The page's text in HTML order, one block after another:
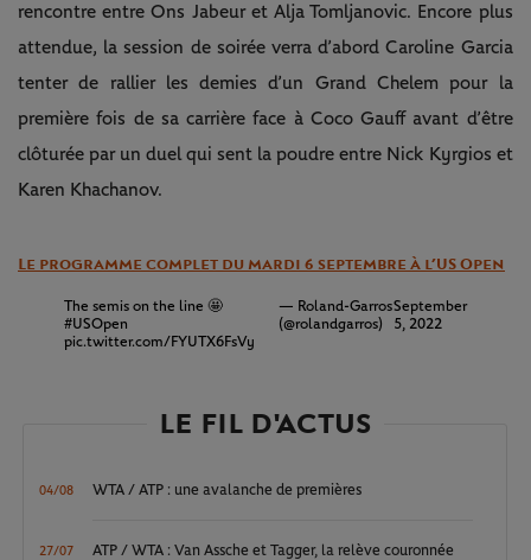
rencontre entre Ons Jabeur et Alja Tomljanovic. Encore plus
attendue, la session de soirée verra d’abord Caroline Garcia
tenter de rallier les demies d’un Grand Chelem pour la
première fois de sa carrière face à Coco Gauff avant d’être
clôturée par un duel qui sent la poudre entre Nick Kyrgios et
Karen Khachanov.
Le programme complet du mardi 6 septembre à l’US Open
The semis on the line 🤩
#USOpen
pic.twitter.com/FYUTX6FsVy
— Roland-Garros
(@rolandgarros)
September
5, 2022
LE FIL D'ACTUS
04/08 WTA / ATP : une avalanche de premières
27/07 ATP / WTA : Van Assche et Tagger, la relève couronnée